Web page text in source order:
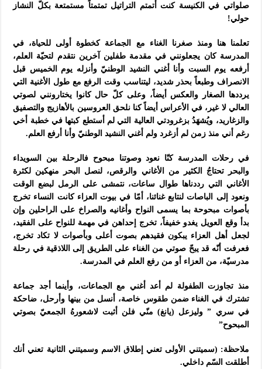
صلواتي في الكنيسة كنت أتمتم التراتيل تمتمتاً مستمتعة بكلّ النشاز
حولي!
تعلمنا هنا ومنذ صغرنا الغناء مع الجماعة كخطوة أولى للحياة، في
المدرسة كان يجعلونني في مقدمة طفلين آخرين نتقدم لتحيّة العلم،
أرفعه يوم السبت وأنا أغني النشيد الوطنيّ وأنزله يوم الخميس قبل
الانصراف وطبعاً بحذر شديد، ليتناسب وقت الرفع مع طول الأغنية التي
يرددها الصغار والعكس أيضاً، وعلى كلّ حال كانوا يختارونني لصوتي
العالي لا غير، في الأعراس أيضاً كنا نلحق العروسين بالأهازيج والتصفيق
والزغاريد، ويُشهَدُ بزغرودتي العالية التي لم أستطع كبتها في خطبة أخي
رغم أني منذ زمن لم أزغرد ولم أغني النشيد الوطنيّ وأنا أرفع العلم.
في رحلات المدرسة كنّا نعود وصوتنا مبحوح فالرحلة بين السويداء
والبحر تحتاجُ الكثير من الأغاني والرقص، لنصل البحر منهكين لكثرة
الأغاني التي رددناها طوال ساعات، نتمشى على الرمل لبضع الوقت
ونعود إلى الباصات لنتابع غنائنا، أمّا في بيوت العزاء كانت النساء تخرج
بأصوات مبحوحة بما يسمى النواح وأغانيه والصراخ على الراحلين وإن
بدأ وقع العويل يغدو خفيفاً، تخرج إحداهن في مهمة للنواح على الفقيد،
لجعل أهل العزاء يبكون فقيدهم بصوت أعلى وبأصوات لا تكاد تخرج،
فعرفت أنّه قد يبحّ صوتي من الغناء على الطريق إلى اللاذقية في رحلة
مدرسيّة، من العزاء أو من رفع العلم في المدرسة.
منذ تجاوزت الطفولة لم أعد أغني مع الجماعات، وأينما أجد جماعة
تشترك في الغناء ضمن طقوس خاصة، أنسل من بينها وأرحل، ضاحكة
في سري ” وليزعل (يانغ) منّي فلن أثبت لاشعورهُ الجمعيّ بصوتي
المبحوح”
ملاحظة: (سميتني الأولى تعني إطلاق الاسم وسميتني الثانية تعني أنك
أطلقت السّم داخلي.